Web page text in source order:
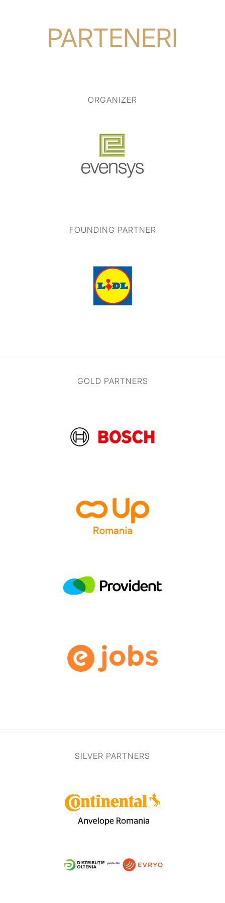
PARTENERI
ORGANIZER
FOUNDING PARTNER
GOLD PARTNERS
SILVER PARTNERS